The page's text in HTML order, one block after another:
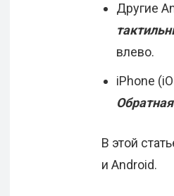
Другие
влево.
iPhone
В этой
и Android.